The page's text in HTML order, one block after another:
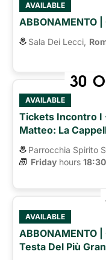
AVAILABLE
ABBONAMENTO |
Sala Dei Lecci,
30
AVAILABLE
Tickets Incontro I
Matteo: La
Parrocchia Spirito
Friday hours 18:30
AVAILABLE
ABBONAMENTO
Testa Del Più